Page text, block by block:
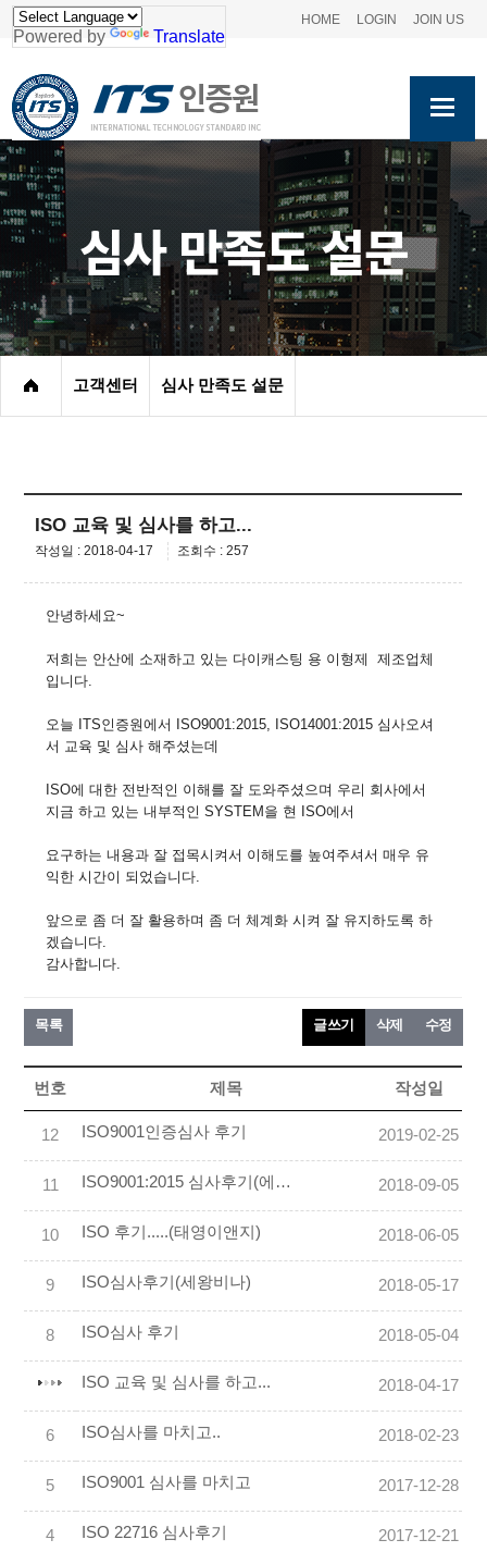
Powered by Translate
HOME LOGIN JOIN US
심사 만족도 설문
고객센터 심사 만족도 설문
ISO 교육 및 심사를 하고...
작성일 : 2018-04-17 조회수 : 257
안녕하세요~
저희는 안산에 소재하고 있는 다이캐스팅 용 이형제 제조업체
입니다.
오늘 ITS인증원에서 ISO9001:2015, ISO14001:2015 심사오셔
서 교육 및 심사 해주셨는데
ISO에 대한 전반적인 이해를 잘 도와주셨으며 우리 회사에서
지금 하고 있는 내부적인 SYSTEM을 현 ISO에서
요구하는 내용과 잘 접목시켜서 이해도를 높여주셔서 매우 유
익한 시간이 되었습니다.
앞으로 좀 더 잘 활용하며 좀 더 체계화 시켜 잘 유지하도록 하
겠습니다.
감사합니다.
목록 수정
삭제
글쓰기
번호 제목 작성일
12 ISO9001인증심사 후기 2019-02-25
11 ISO9001:2015 심사후기(에이치씨엔씨) 2018-09-05
10 ISO 후기.....(태영이앤지) 2018-06-05
9 ISO심사후기(세왕비나) 2018-05-17
8 ISO심사 후기 2018-05-04
ISO 교육 및 심사를 하고... 2018-04-17
6 ISO심사를 마치고.. 2018-02-23
5 ISO9001 심사를 마치고 2017-12-28
4 ISO 22716 심사후기 2017-12-21